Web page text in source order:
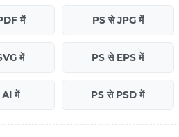
में PS से JPG में
में PS से EPS में
में PS से PSD में